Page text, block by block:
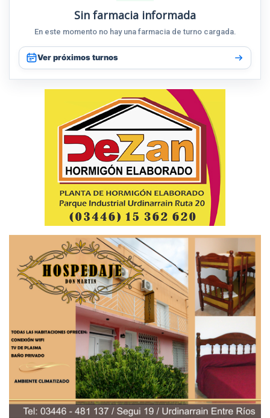
Sin farmacia informada
En este momento no hay una farmacia de turno cargada.
Ver próximos turnos